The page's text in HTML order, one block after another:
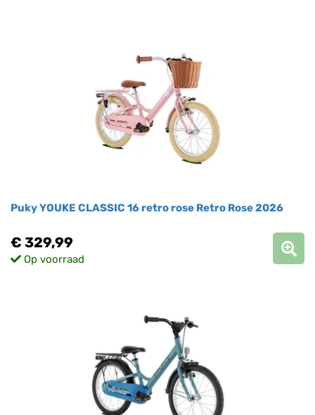
Puky YOUKE CLASSIC 16 retro rose Retro Rose 2026
€ 329,99
Op voorraad